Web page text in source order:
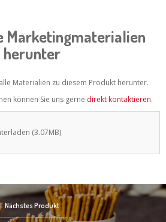
Marketingmaterialien
herunter
Materialien zu diesem Produkt herunter.
können Sie uns gerne direkt kontaktieren.
(3.07MB)
Nächstes Produkt